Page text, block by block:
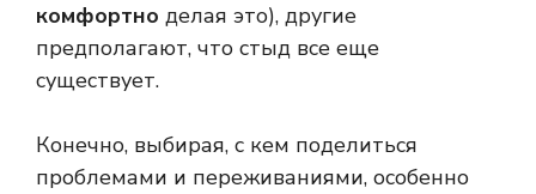
комфортно делая это), другие
предполагают, что стыд все еще
существует.
Конечно, выбирая, с кем поделиться
проблемами и переживаниями, особенно